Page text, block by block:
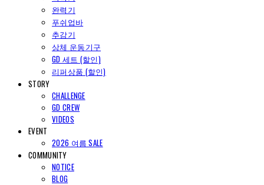
완력기
푸쉬업바
추감기
상체 운동기구
GD 세트 (할인)
리퍼상품 (할인)
STORY
CHALLENGE
GD CREW
VIDEOS
EVENT
2026 여름 SALE
COMMUNITY
NOTICE
BLOG